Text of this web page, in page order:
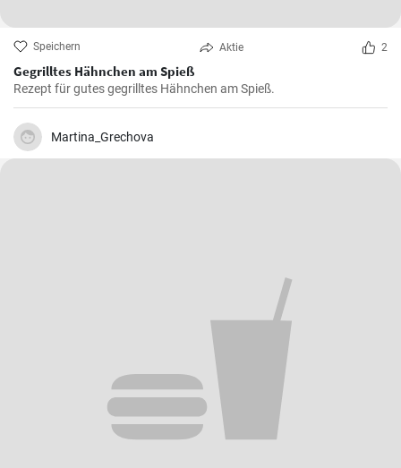
Speichern Aktie 2
Gegrilltes Hähnchen am Spieß
Rezept für gutes gegrilltes Hähnchen am Spieß.
Martina_Grechova